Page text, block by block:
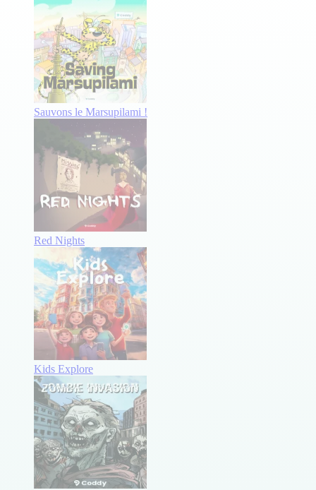
Sauvons le Marsupilami !
Red Nights
Kids Explore